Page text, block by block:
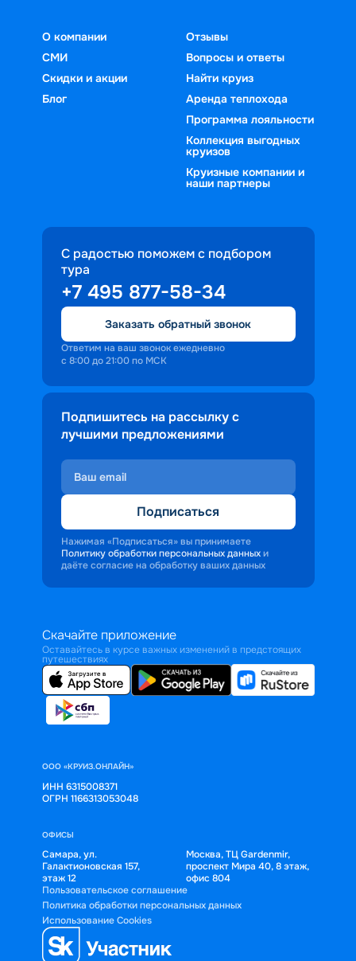
О компании
СМИ
Скидки и акции
Блог
Отзывы
Вопросы и ответы
Найти круиз
Аренда теплохода
Программа лояльности
Коллекция выгодных
круизов
Круизные компании и
наши партнеры
С радостью поможем с подбором
тура
+7 495 877-58-34
Заказать обратный звонок
Ответим на ваш звонок ежедневно
с 8:00 до 21:00 по МСК
Подпишитесь на рассылку с
лучшими предложениями
Подписаться
Нажимая «Подписаться» вы принимаете
Политику обработки персональных данных и
даёте согласие на обработку ваших данных
Скачайте приложение
Оставайтесь в курсе важных изменений в предстоящих
путешествиях
ООО «КРУИЗ.ОНЛАЙН»
ИНН 6315008371
ОГРН 1166313053048
ОФИСЫ
Самара, ул.
Галактионовская 157,
этаж 12
Москва, ТЦ Gardenmir,
проспект Мира 40, 8 этаж,
офис 804
Пользовательское соглашение
Политика обработки персональных данных
Использование Cookies